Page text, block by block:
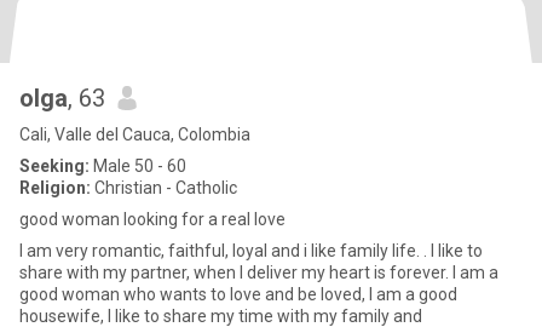
olga, 63
Cali, Valle del Cauca, Colombia
Seeking: Male 50 - 60
Religion: Christian - Catholic
good woman looking for a real love
I am very romantic, faithful, loyal and i like family life. . I like to
share with my partner, when I deliver my heart is forever. I am a
good woman who wants to love and be loved, I am a good
housewife, I like to share my time with my family and